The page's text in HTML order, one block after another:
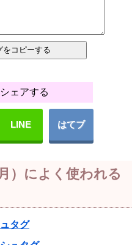
ェアする
LINE はてブ
）によく使われる
タグ